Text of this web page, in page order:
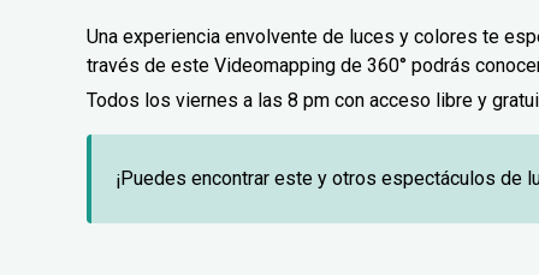
Una experiencia envolvente de luces y colores te
través de este Videomapping de 360° podrás
Todos los viernes a las 8 pm con acceso libre y
¡Puedes encontrar este y otros espectáculos de